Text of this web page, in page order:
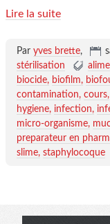
Lire la suite
Par yves brette,
stérilisation
biocide
biofilm
contamination cours
hygiene infection
micro-organisme
preparateur en
slime staphylocoque